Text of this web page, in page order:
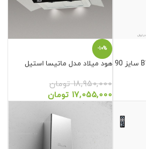
-10%
هود میلاد مدل ماتیسا استیل
18,950,000 تومان
17,055,000 تومان